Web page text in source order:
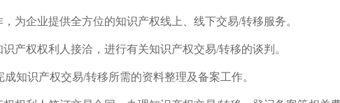
，为企业提供全方位的知识产权线上、线下交易/转移服务。
识产权权利人接洽，进行有关知识产权交易/转移的谈判。
成知识产权交易/转移所需的资料整理及备案工作。